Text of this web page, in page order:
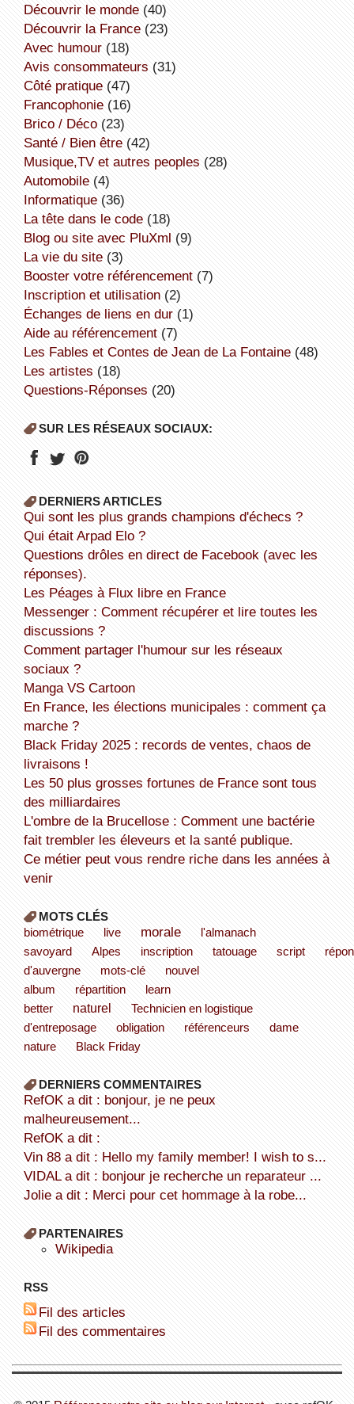
découvrir le monde(40)
découvrir la France(23)
avec humour(18)
avis consommateurs (31)
côté pratique(47)
Francophonie(16)
Brico / Déco(23)
Santé / Bien être(42)
Musique,TV et autres peoples (28)
Automobile(4)
informatique(36)
la tête dans le code(18)
Blog ou site avec PluXml (9)
la vie du site(3)
booster votre référencement(7)
inscription et utilisation(2)
échanges de liens en dur(1)
aide au référencement(7)
Les Fables et Contes de Jean de La Fontaine(48)
Les artistes (18)
Questions-Réponses (20)
SUR LES RÉSEAUX SOCIAUX:
DERNIERS ARTICLES
Qui sont les plus grands champions d'échecs ?
Qui était Arpad Elo ?
Questions drôles en direct de Facebook (avec les
réponses).
Les Péages à Flux libre en France
Messenger : Comment récupérer et lire toutes les
discussions ?
Comment partager l'humour sur les réseaux
sociaux ?
Manga VS Cartoon
En France, les élections municipales : comment ça
marche ?
Black Friday 2025 : records de ventes, chaos de
livraisons !
Les 50 plus grosses fortunes de France sont tous
des milliardaires
L'ombre de la Brucellose : Comment une bactérie
fait trembler les éleveurs et la santé publique.
Ce métier peut vous rendre riche dans les années à
venir
MOTS CLÉS
biométrique
live morale
l'almanach
savoyard
Alpes inscription tatouage script
d'auvergne
mots-clé
nouvel
album
répartition
learn
better
naturel
Technicien en logistique
d'entreposage
obligation référenceurs
dame
nature
Black Friday
DERNIERS COMMENTAIRES
refOK a dit : bonjour, je ne peux
malheureusement...
refOK a dit :
Vin 88 a dit : Hello my family member! I wish to s...
VIDAL a dit : bonjour je recherche un reparateur ...
Jolie a dit : Merci pour cet hommage à la robe...
PARTENAIRES
wikipedia
RSS
Fil des articles
Fil des commentaires